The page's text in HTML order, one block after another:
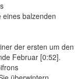
balzenden
der ersten um den
Februar [0:52].